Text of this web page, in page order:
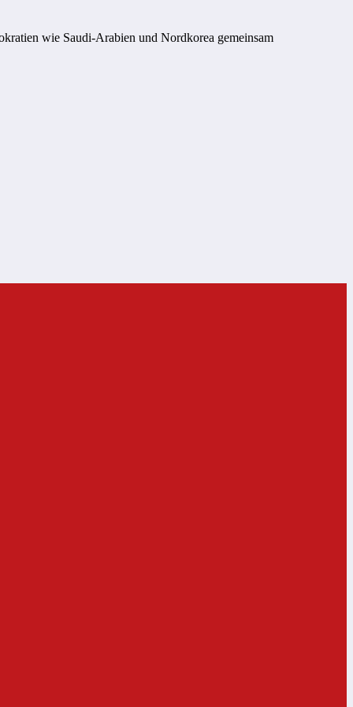
wie Saudi-Arabien und Nordkorea gemeinsam